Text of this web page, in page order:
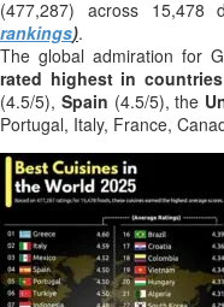
(477,287) across
rankings).
The global admiration for
rated highest in countries
(4.5/5), Spain (4.5/5), the
Portugal, Italy, France,